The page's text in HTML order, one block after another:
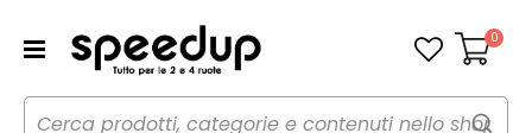
Carrello
0